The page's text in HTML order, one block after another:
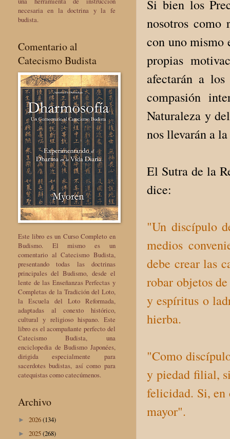
Si bien los
nosotros como
con uno mismo
propias
afectarán a
compasión
Naturaleza y
nos llevarán a
El Sutra de la
dice:
"Un discípulo
medios
debe crear las
robar objetos
y espíritus o
hierba.
"Como
y piedad filial,
felicidad. Si, en
mayor".
necesaria en la doctrina y la fe
budista.
Comentario al
Catecismo Budista
Este libro es un Curso Completo en
Budismo. El mismo es un
comentario al Catecismo Budista,
presentando todas las doctrinas
principales del Budismo, desde el
lente de las Enseñanzas Perfectas y
Completas de la Tradición del Loto,
la Escuela del Loto Reformada,
adaptadas al conexto histórico,
cultural y religioso hispano. Este
libro es el acompañante perfecto del
Catecismo Budista, una
enciclopedia de Budismo Japonées,
dirigida especialmente para
sacerdotes budistas, así como para
catequistas como catecúmenos.
Archivo
► 2026(134)
► 2025(268)